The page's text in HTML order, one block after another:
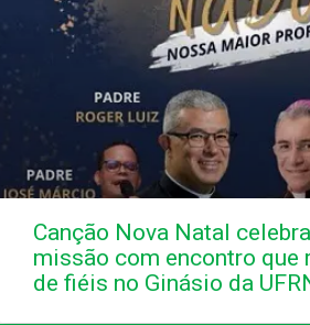
Canção Nova Natal
missão com encontro que
de fiéis no Ginásio da